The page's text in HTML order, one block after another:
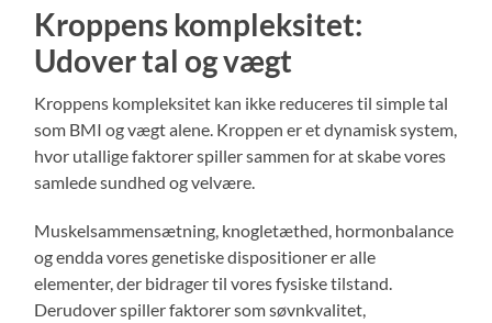
Kroppens kompleksitet:
Udover tal og vægt
Kroppens kompleksitet kan ikke reduceres til simple tal
som BMI og vægt alene. Kroppen er et dynamisk system,
hvor utallige faktorer spiller sammen for at skabe vores
samlede sundhed og velvære.
Muskelsammensætning, knogletæthed, hormonbalance
og endda vores genetiske dispositioner er alle
elementer, der bidrager til vores fysiske tilstand.
Derudover spiller faktorer som søvnkvalitet,